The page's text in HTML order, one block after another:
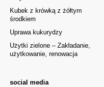
Kubek z krówką z żółtym
środkiem
Uprawa kukurydzy
Użytki zielone – Zakładanie,
użytkowanie, renowacja
social media